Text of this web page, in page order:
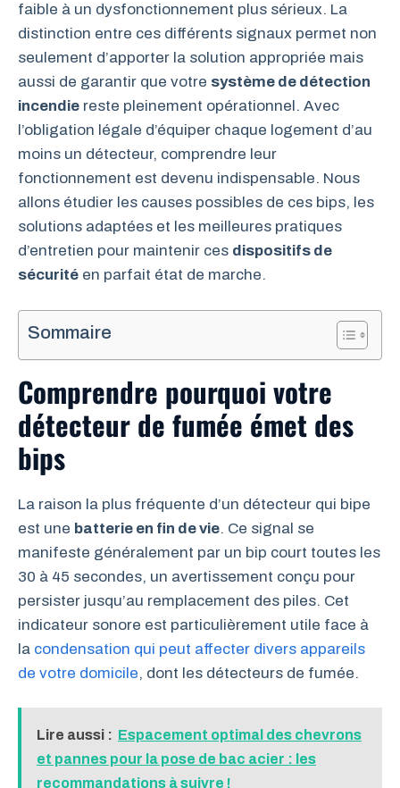
faible à un dysfonctionnement plus sérieux. La
distinction entre ces différents signaux permet non
seulement d’apporter la solution appropriée mais
aussi de garantir que votre système de détection
incendie reste pleinement opérationnel. Avec
l’obligation légale d’équiper chaque logement d’au
moins un détecteur, comprendre leur
fonctionnement est devenu indispensable. Nous
allons étudier les causes possibles de ces bips, les
solutions adaptées et les meilleures pratiques
d’entretien pour maintenir ces dispositifs de
sécurité en parfait état de marche.
Sommaire
Comprendre pourquoi votre
détecteur de fumée émet des
bips
La raison la plus fréquente d’un détecteur qui bipe
est une batterie en fin de vie. Ce signal se
manifeste généralement par un bip court toutes les
30 à 45 secondes, un avertissement conçu pour
persister jusqu’au remplacement des piles. Cet
indicateur sonore est particulièrement utile face à
la condensation qui peut affecter divers appareils
de votre domicile, dont les détecteurs de fumée.
Lire aussi : Espacement optimal des chevrons
et pannes pour la pose de bac acier : les
recommandations à suivre !